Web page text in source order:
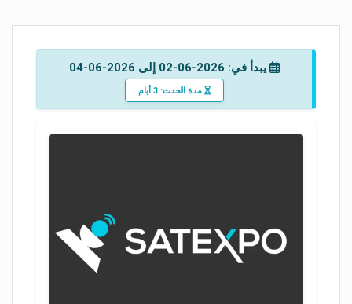
يبدأ في: 2026-06-02 إلى 2026-06-04
مدة الحدث: 3 أيام